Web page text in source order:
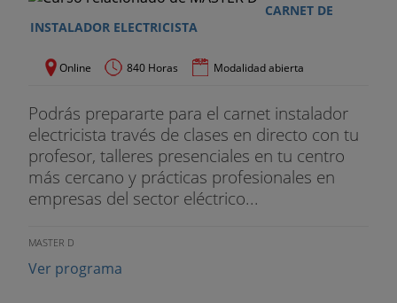
Canalizaciones de acero, soldadura, codos,
injertos, aterrajados de tubos, uniones.
plástico, gres y fundición.
Uniones mecánicas. Racores, bridas, etcétera.
Fijación de tuberías y colocación de protecciones.
Fluxores. Características, funcionamiento y tipos
de instalación.
CARNET DE
INSTALADOR ELECTRICISTA
Online 840 Horas Modalidad abierta
Podrás prepararte para el carnet instalador
electricista través de clases en directo con tu
profesor, talleres presenciales en tu centro
más cercano y prácticas profesionales en
empresas del sector eléctrico...
MASTER D
Ver programa